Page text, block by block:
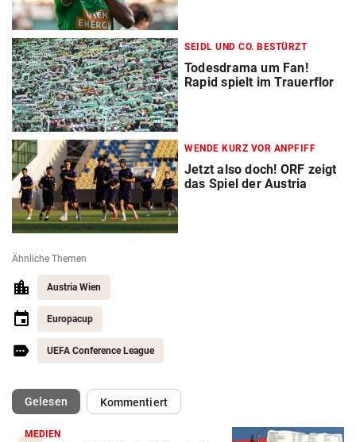
SEIDL UND CO. BESTÜRZT
Todesdrama um Fan!
Rapid spielt im Trauerflor
WENDE KURZ VOR ANPFIFF
Jetzt also doch! ORF zeigt
das Spiel der Austria
Ähnliche Themen
Austria Wien
Europacup
UEFA Conference League
Gelesen(ausgewählt)Kommentiert
MEDIEN